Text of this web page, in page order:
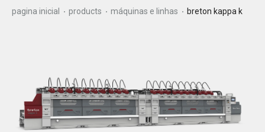
pagina inicial products máquinas e linhas breton kappa k